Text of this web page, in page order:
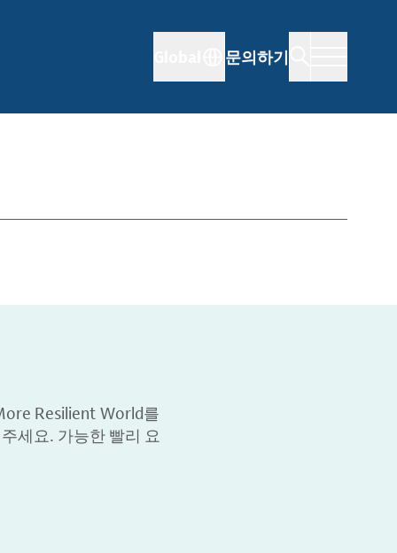
문의하기
Resilient World를
세요. 가능한 빨리 요